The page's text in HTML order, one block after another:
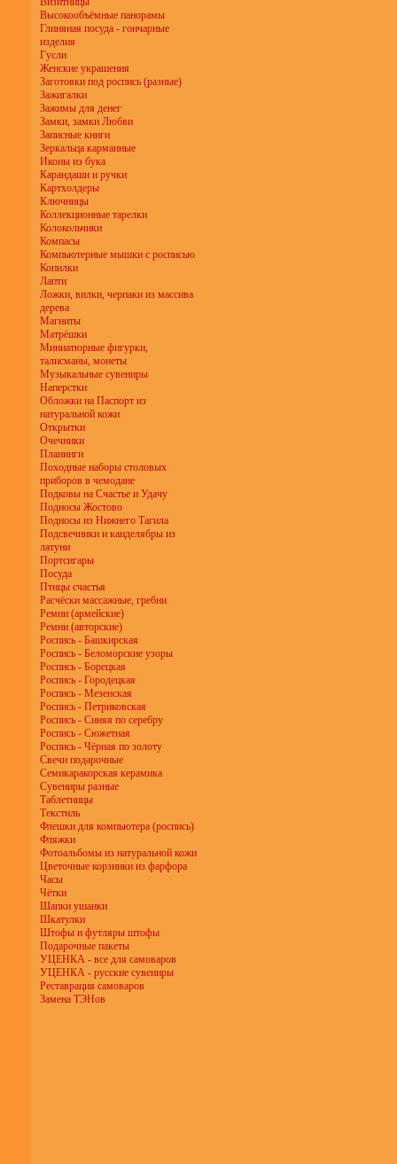
Высокообъёмные панорамы
Глиняная посуда - гончарные
изделия
Гусли
Женские украшения
Заготовки под роспись (разные)
Зажигалки
Зажимы для денег
Замки, замки Любви
Записные книги
Зеркальца карманные
Иконы из бука
Карандаши и ручки
Картхолдеры
Ключницы
Коллекционные тарелки
Колокольчики
Компасы
Компьютерные мышки с росписью
Копилки
Лапти
Ложки, вилки, черпаки из массива
дерева
Магниты
Матрёшки
Миниатюрные фигурки,
талисманы, монеты
Музыкальные сувениры
Наперстки
Обложки на Паспорт из
натуральной кожи
Открытки
Очечники
Планинги
Походные наборы столовых
приборов в чемодане
Подковы на Счастье и Удачу
Подносы Жостово
Подносы из Нижнего Тагила
Подсвечники и канделябры из
латуни
Портсигары
Посуда
Птицы счастья
Расчёски массажные, гребни
Ремни (армейские)
Ремни (авторские)
Роспись - Башкирская
Роспись - Беломорские узоры
Роспись - Борецкая
Роспись - Городецкая
Роспись - Мезенская
Роспись - Петриковская
Роспись - Синяя по серебру
Роспись - Сюжетная
Роспись - Чёрная по золоту
Свечи подарочные
Семикаракорская керамика
Сувениры разные
Таблетницы
Текстиль
Флешки для компьютера (роспись)
Фляжки
Фотоальбомы из натуральной кожи
Цветочные корзинки из фарфора
Часы
Чётки
Шапки ушанки
Шкатулки
Штофы и футляры штофы
Подарочные пакеты
УЦЕНКА - все для самоваров
УЦЕНКА - русские сувениры
Реставрация самоваров
Замена ТЭНов